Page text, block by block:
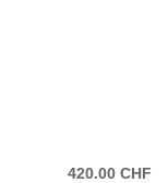
420.00 CHF